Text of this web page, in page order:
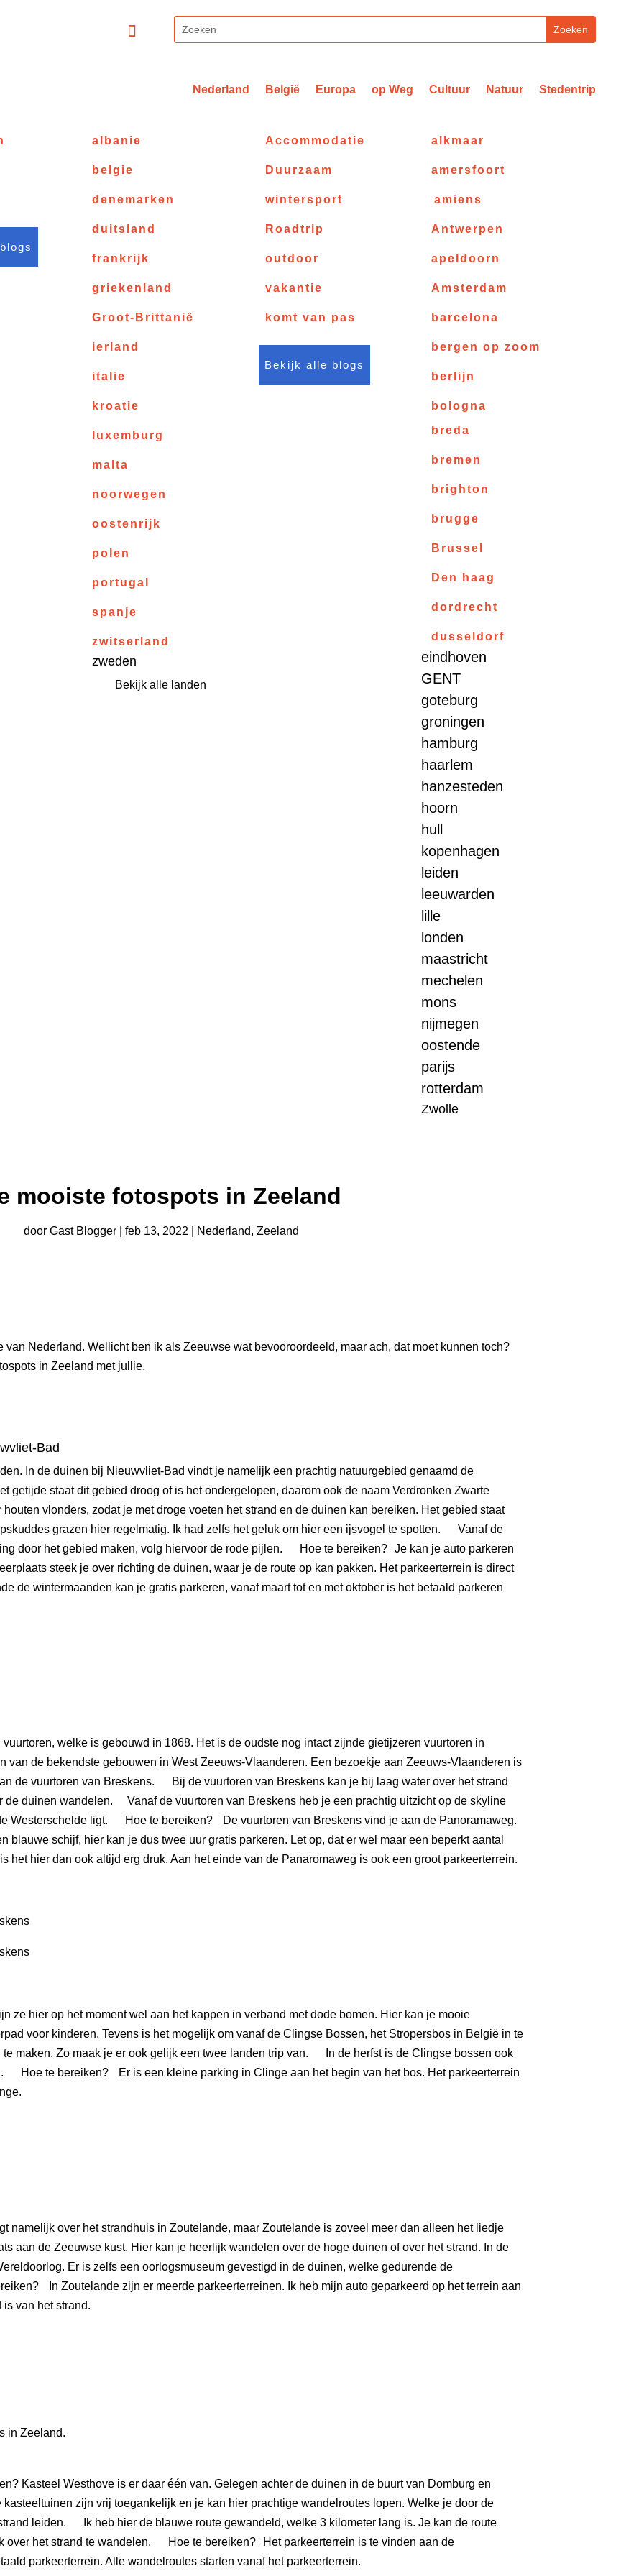
Nederland België Europa op Weg Cultuur Natuur Stedentrip
albanie
belgie
denemarken
duitsland
frankrijk
griekenland
Groot-Brittanië
ierland
italie
kroatie
luxemburg
malta
noorwegen
oostenrijk
polen
portugal
spanje
zwitserland
zweden
Bekijk alle landen
Accommodatie
Duurzaam
wintersport
Roadtrip
outdoor
vakantie
komt van pas
Bekijk alle blogs
alkmaar
amersfoort
amiens
Antwerpen
apeldoorn
Amsterdam
barcelona
bergen op zoom
berlijn
bologna
breda
bremen
brighton
brugge
Brussel
Den haag
dordrecht
dusseldorf
eindhoven
GENT
goteburg
groningen
hamburg
haarlem
hanzesteden
hoorn
hull
kopenhagen
leiden
leeuwarden
lille
londen
maastricht
mechelen
mons
nijmegen
oostende
parijs
rotterdam
Zwolle
mooiste fotospots in Zeeland
door Gast Blogger| feb 13, 2022 Nederland, Zeeland
Nederland. Wellicht ben ik als Zeeuwse wat bevooroordeeld, maar ach, dat moet kunnen toch?
in Zeeland met jullie.
Bad
In de duinen bij Nieuwvliet-Bad vindt je namelijk een prachtig natuurgebied genaamd de
getijde staat dit gebied droog of is het ondergelopen, daarom ook de naam Verdronken Zwarte
houtenvlonders, zodat je met droge voeten het strand en de duinen kan bereiken. Het gebied staat
grazen hier regelmatig. Ik had zelfs het geluk om hier een ijsvogel te spotten. Vanaf de
door het gebied maken, volg hiervoor de rode pijlen. Hoe te bereiken? Je kan je auto parkeren
steek je over richting de duinen, waar je de route op kan pakken. Het parkeerterrein is direct
de wintermaanden kan je gratis parkeren, vanaf maart tot en met oktober is het betaald parkeren
welke is gebouwd in 1868. Het is de oudste nog intact zijnde gietijzerenvuurtoren in
van de bekendste gebouwen in West Zeeuws-Vlaanderen. Een bezoekje aan Zeeuws-Vlaanderen is
de vuurtoren van Breskens. Bij de vuurtoren van Breskens kan je bij laag water over het strand
de duinen wandelen. Vanaf de vuurtoren van Breskens heb je een prachtig uitzicht op de skyline
Westerschelde ligt. Hoe te bereiken? De vuurtoren van Breskens vind je aan de Panoramaweg.
blauwe schijf, hier kan je dus twee uur gratis parkeren. Let op, dat er wel maar een beperkt aantal
het hier dan ook altijd erg druk. Aan het einde van de Panaromaweg is ook een groot parkeerterrein.
ze hier op het moment wel aan het kappen in verband met dode bomen. Hier kan je mooie
voor kinderen. Tevens is het mogelijk om vanaf de Clingse Bossen, het Stropersbos in België in te
maken. Zo maak je er ook gelijk een twee landen trip van. In de herfst is de Clingse bossen ook
Hoe te bereiken? Er is een kleine parking in Clinge aan het begin van het bos. Het parkeerterrein
namelijk over het strandhuis in Zoutelande, maar Zoutelande is zoveel meer dan alleen het liedje
de Zeeuwse kust. Hier kan je heerlijk wandelen over de hoge duinen of over het strand. In de
Er is zelfs een oorlogsmuseum gevestigd in de duinen, welke gedurende de
In Zoutelande zijn er meerde parkeerterreinen. Ik heb mijn auto geparkeerd op het terrein aan
van het strand.
in Zeeland.
Kasteel Westhove is er daar één van. Gelegen achter de duinen in de buurt van Domburg en
zijn vrij toegankelijk en je kan hier prachtige wandelroutes lopen. Welke je door de
leiden. Ik heb hier de blauwe route gewandeld, welke 3 kilometer lang is. Je kan de route
over het strand te wandelen. Hoe te bereiken? Het parkeerterrein is te vinden aan de
parkeerterrein. Alle wandelroutes starten vanaf het parkeerterrein.